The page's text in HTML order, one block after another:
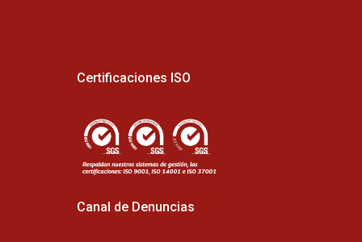
Certificaciones ISO
Canal de Denuncias